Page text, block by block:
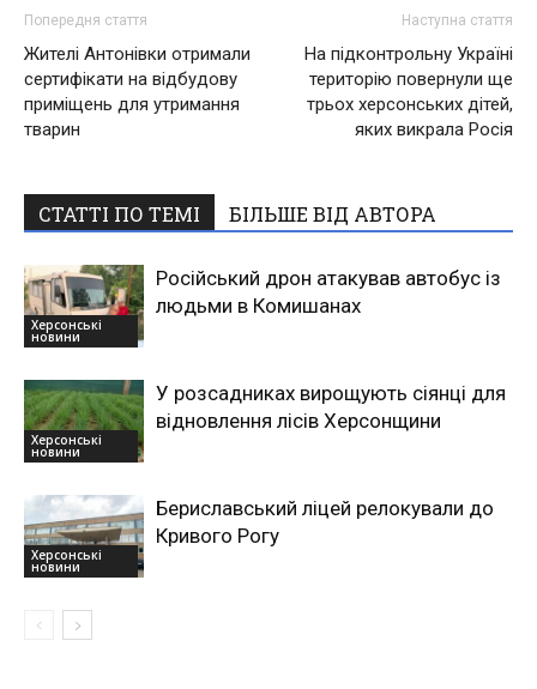
Попередня стаття
Жителі Антонівки отримали
сертифікати на відбудову
приміщень для утримання
тварин
Наступна стаття
На підконтрольну Україні
територію повернули ще
трьох херсонських дітей,
яких викрала Росія
СТАТТІ ПО ТЕМІ БІЛЬШЕ ВІД АВТОРА
Херсонські
новини
Російський дрон атакував автобус із
людьми в Комишанах
Херсонські
новини
У розсадниках вирощують сіянці для
відновлення лісів Херсонщини
Херсонські
новини
Бериславський ліцей релокували до
Кривого Рогу